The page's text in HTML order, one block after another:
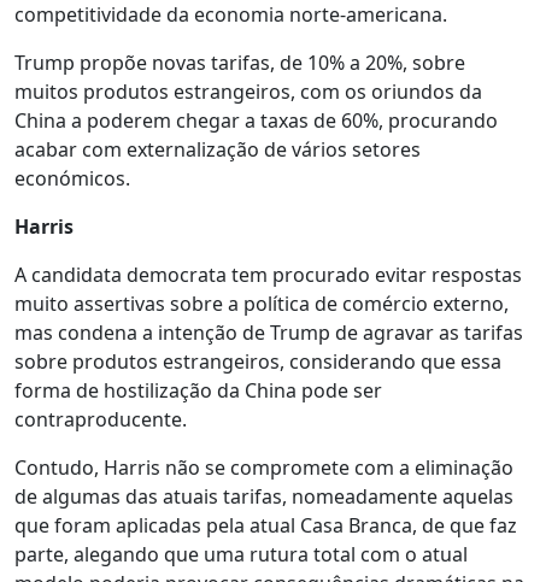
competitividade da economia norte-americana.
Trump propõe novas tarifas, de 10% a 20%, sobre
muitos produtos estrangeiros, com os oriundos da
China a poderem chegar a taxas de 60%, procurando
acabar com externalização de vários setores
económicos.
Harris
A candidata democrata tem procurado evitar respostas
muito assertivas sobre a política de comércio externo,
mas condena a intenção de Trump de agravar as tarifas
sobre produtos estrangeiros, considerando que essa
forma de hostilização da China pode ser
contraproducente.
Contudo, Harris não se compromete com a eliminação
de algumas das atuais tarifas, nomeadamente aquelas
que foram aplicadas pela atual Casa Branca, de que faz
parte, alegando que uma rutura total com o atual